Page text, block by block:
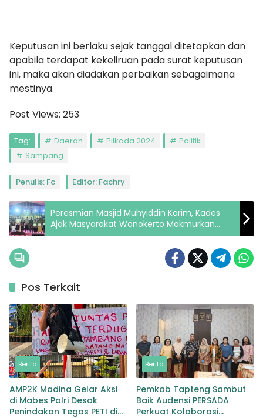
Keputusan ini berlaku sejak tanggal ditetapkan dan
apabila terdapat kekeliruan pada surat keputusan
ini, maka akan diadakan perbaikan sebagaimana
mestinya.
Post Views: 253
Tag: Daerah Pilkada 2024
Politik
Sampang
Penulis: Fc Editor: Fachry
Peresmian Masjid Muhyiddin Karim, Kades
Ajak Masyarakat Wonokerto Makmurkan
Masjid
Pos Terkait
Berita
AMP2K Madina Gelar Aksi
di Mabes Polri Desak
Penindakan Tegas PETI di
Berita
Pemkab Tapteng Sambut
Baik Audensi PERSADA
Perkuat Kolaborasi